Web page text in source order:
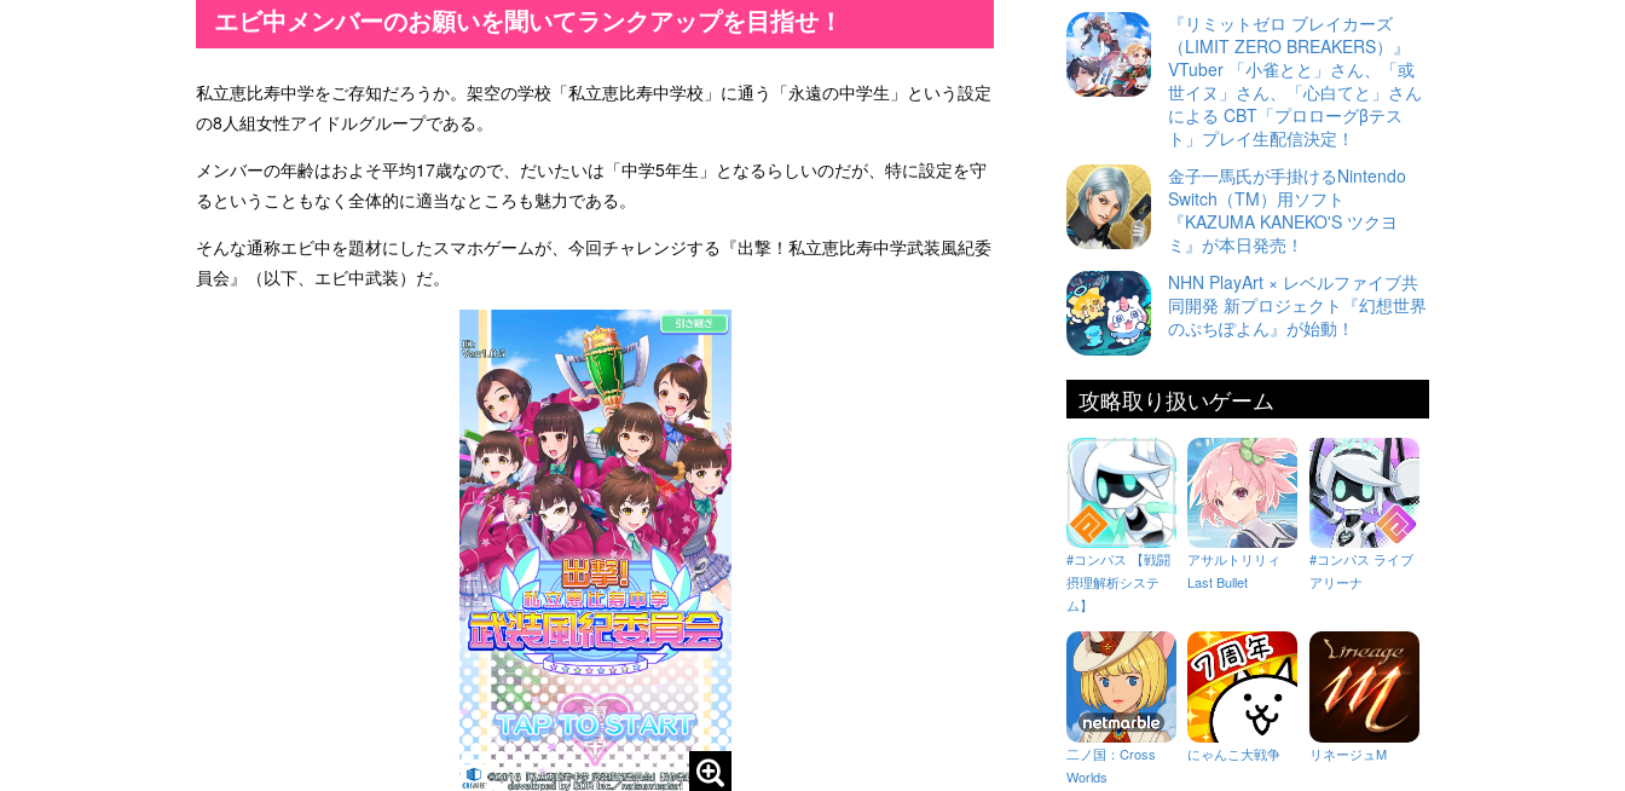
エビ中メンバーのお願いを聞いてランクアップを目指せ！
私立恵比寿中学をご存知だろうか。架空の学校「私立恵比寿中学校」に通う「永遠の中学生」という設定
の8人組女性アイドルグループである。
メンバーの年齢はおよそ平均17歳なので、だいたいは「中学5年生」となるらしいのだが、特に設定を守
るということもなく全体的に適当なところも魅力である。
そんな通称エビ中を題材にしたスマホゲームが、今回チャレンジする『出撃！私立恵比寿中学武装風紀委
員会』（以下、エビ中武装）だ。
『リミットゼロ ブレイカーズ
（LIMIT ZERO BREAKERS）』
VTuber 「小雀とと」さん、「或
世イヌ」さん、「心白てと」さん
による CBT「プロローグβテス
ト」プレイ生配信決定！
金子一馬氏が手掛けるNintendo
Switch（TM）用ソフト
『KAZUMA KANEKO'S ツクヨ
ミ』が本日発売！
NHN PlayArt × レベルファイブ共
同開発 新プロジェクト『幻想世界
のぷちぽよん』が始動！
攻略取り扱いゲーム
#コンパス 【戦闘
摂理解析システ
ム】
アサルトリリィ
Last Bullet
#コンパス ライブ
アリーナ
二ノ国：Cross
Worlds
にゃんこ大戦争 リネージュM